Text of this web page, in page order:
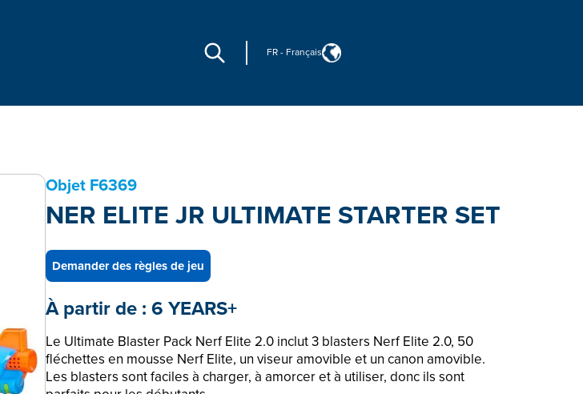
FR - Français
Objet F6369
NER ELITE JR ULTIMATE STARTER SET
Demander des règles de jeu
À partir de : 6 YEARS+
Le Ultimate Blaster Pack Nerf Elite 2.0 inclut 3 blasters Nerf Elite 2.0, 50
fléchettes en mousse Nerf Elite, un viseur amovible et un canon amovible.
Les blasters sont faciles à charger, à amorcer et à utiliser, donc ils sont